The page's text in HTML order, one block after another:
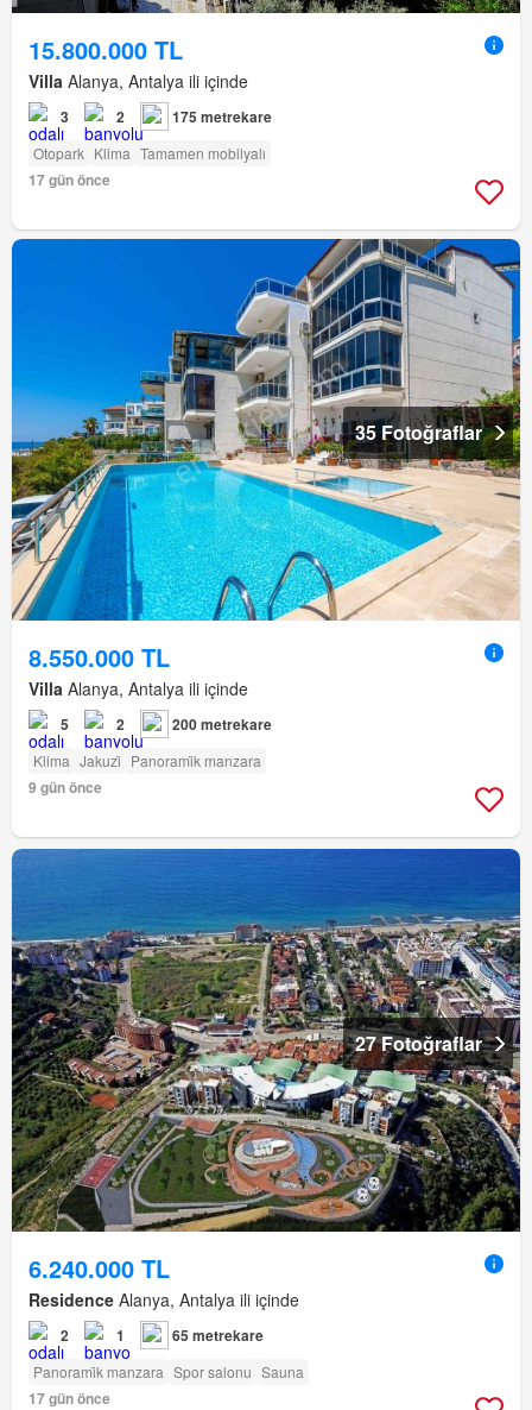
15.800.000 TL
Villa Alanya, Antalya ili içinde
3 2 175 metrekare
Otopark Klima Tamamen mobilyalı
17 gün önce
35 Fotoğraflar
8.550.000 TL
Villa Alanya, Antalya ili içinde
5 2 200 metrekare
Klima Jakuzi̇ Panorami̇k manzara
9 gün önce
27 Fotoğraflar
6.240.000 TL
Residence Alanya, Antalya ili içinde
2 1 65 metrekare
Panorami̇k manzara Spor salonu Sauna
17 gün önce